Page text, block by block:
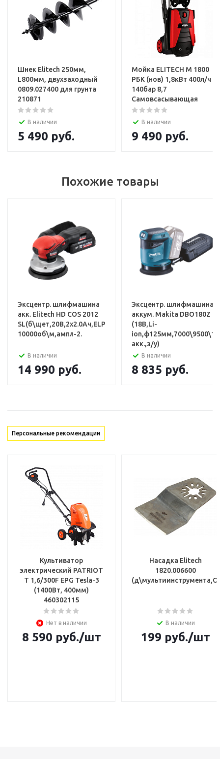
Эксцентриковая шлифовальная
Съёмный легкоочищаемый
пылесборник
Руководство по эксплуатации
Установка и настройка техники
Шнек Elitech 250мм,
L800мм, двухзаходный
0809.027400 для грунта
210871
В наличии
5 490 руб.
Мойка ELITECH М 1800
РБК (нов) 1,8кВт 400л/ч
140бар 8,7
Самовсасывающая
В наличии
9 490 руб.
Похожие товары
Эксцентр. шлифмашина
акк. Elitech HD COS 2012
SL(б\щет,20В,2х2.0Ач,ELP,ф150мм,6000-
10000об\м,ампл-2.
В наличии
14 990 руб.
Эксцентр. шлифмашина
аккум. Makita DBO180Z
(18В,Li-
акк.,з/у)
В наличии
8 835 руб.
Персональные рекомендации
Культиватор
электрический PATRIOT
T 1,6/300F EPG Tesla-3
(1400Вт, 400мм)
460302115
Нет в наличии
8 590 руб./шт
Насадка Elitech
1820.006600
В наличии
199 руб./шт